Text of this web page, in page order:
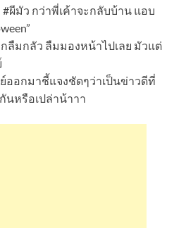
#ผีมัว กว่าพี่เค้าจะกลับบ้าน แอบ
มกลัว ลืมมองหน้าไปเลย มัวแต่
ออกมาชี้แจงชัดๆว่าเป็นข่าวดีที่
หรือเปล่าน้าาา